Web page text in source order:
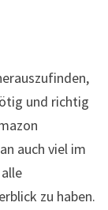
und richtig
auch viel im
zu haben.